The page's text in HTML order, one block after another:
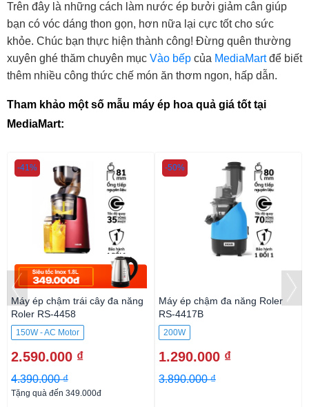
Trên đây là những cách làm nước ép bưởi giảm cân giúp
bạn có vóc dáng thon gọn, hơn nữa lại cực tốt cho sức
khỏe. Chúc bạn thực hiện thành công! Đừng quên thường
xuyên ghé thăm chuyên mục Vào bếp của MediaMart để biết
thêm nhiều công thức chế món ăn thơm ngon, hấp dẫn.
Tham khảo một số mẫu máy ép hoa quả giá tốt tại
MediaMart:
Máy ép chậm trái cây đa năng
Roler RS-4458
150W - AC Motor
2.590.000 ₫
4.390.000 ₫
-41%
Tặng quà đến 349.000đ
Máy ép chậm đa năng Roler
RS-4417B
200W
1.290.000 ₫
3.890.000 ₫
-50%